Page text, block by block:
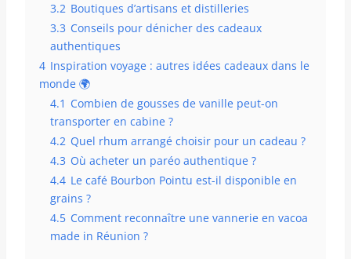
3.2 Boutiques d’artisans et distilleries
3.3 Conseils pour dénicher des cadeaux
authentiques
4 Inspiration voyage : autres idées cadeaux dans le
monde 🌍
4.1 Combien de gousses de vanille peut-on
transporter en cabine ?
4.2 Quel rhum arrangé choisir pour un cadeau ?
4.3 Où acheter un paréo authentique ?
4.4 Le café Bourbon Pointu est-il disponible en
grains ?
4.5 Comment reconnaître une vannerie en vacoa
made in Réunion ?